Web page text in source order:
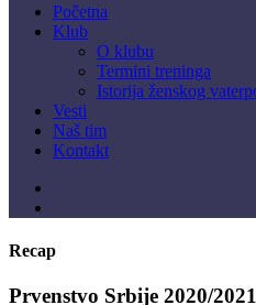
Početna
Klub
O klubu
Termini treninga
Istorija ženskog
Vesti
Naš tim
Kontakt
Recap
Prvenstvo Srbije 2020/2021